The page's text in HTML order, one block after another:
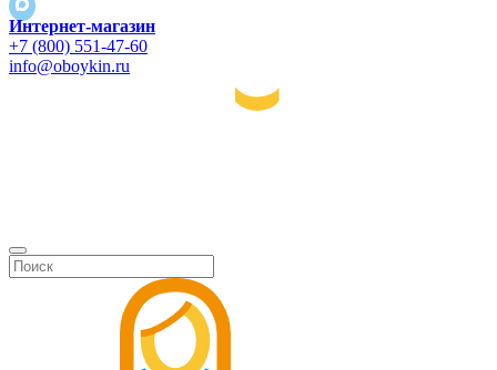
Интернет-магазин
+7 (800) 551-47-60
info@oboykin.ru